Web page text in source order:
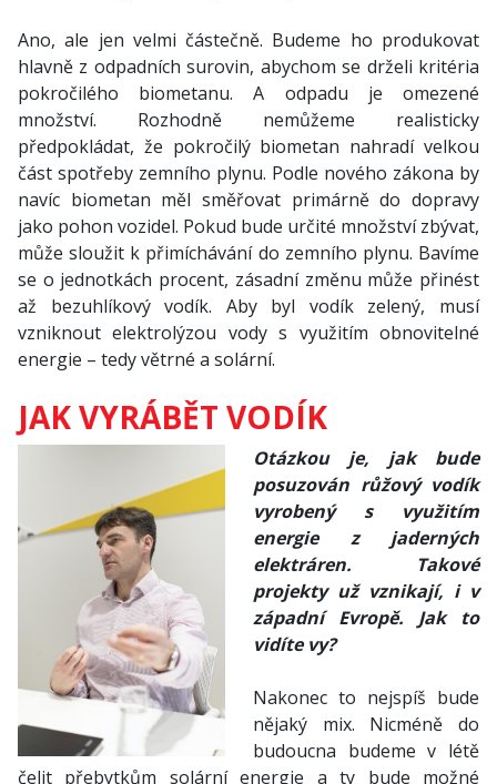
Ano, ale jen velmi částečně. Budeme ho produkovat
hlavně z odpadních surovin, abychom se drželi kritéria
pokročilého biometanu. A odpadu je omezené
množství. Rozhodně nemůžeme realisticky
předpokládat, že pokročilý biometan nahradí velkou
část spotřeby zemního plynu. Podle nového zákona by
navíc biometan měl směřovat primárně do dopravy
jako pohon vozidel. Pokud bude určité množství zbývat,
může sloužit k přimíchávání do zemního plynu. Bavíme
se o jednotkách procent, zásadní změnu může přinést
až bezuhlíkový vodík. Aby byl vodík zelený, musí
vzniknout elektrolýzou vody s využitím obnovitelné
energie – tedy větrné a solární.
JAK VYRÁBĚT VODÍK
Otázkou je, jak bude
posuzován růžový vodík
vyrobený s využitím
energie z jaderných
elektráren. Takové
projekty už vznikají, i v
západní Evropě. Jak to
vidíte vy?
Nakonec to nejspíš bude
nějaký mix. Nicméně do
budoucna budeme v létě
čelit přebytkům solární energie a ty bude možné